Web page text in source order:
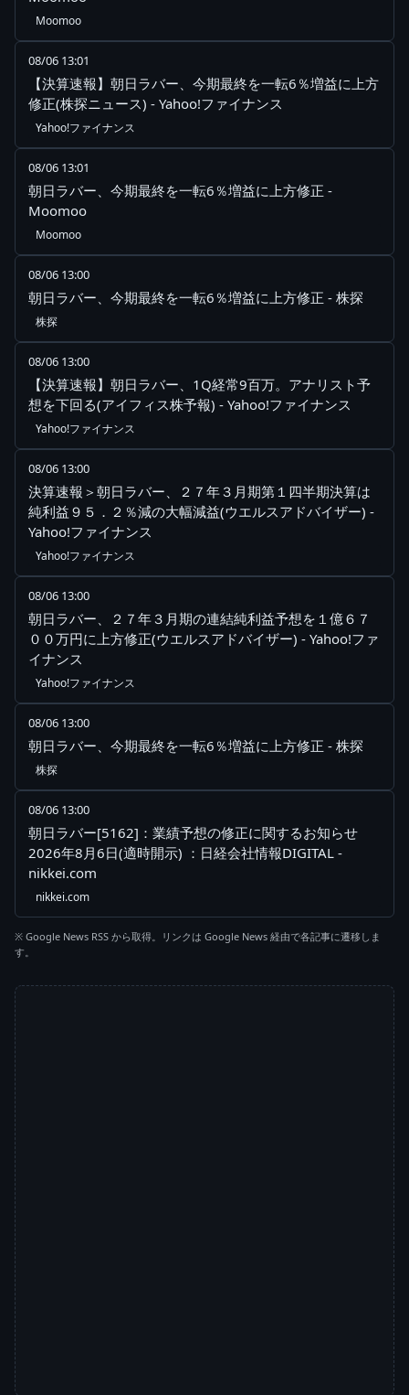
Moomoo
08/06 13:01
【決算速報】朝日ラバー、今期最終を一転6％増益に上方
修正(株探ニュース) - Yahoo!ファイナンス
Yahoo!ファイナンス
08/06 13:01
朝日ラバー、今期最終を一転6％増益に上方修正 -
Moomoo
Moomoo
08/06 13:00
朝日ラバー、今期最終を一転6％増益に上方修正 - 株探
株探
08/06 13:00
【決算速報】朝日ラバー、1Q経常9百万。アナリスト予
想を下回る(アイフィス株予報) - Yahoo!ファイナンス
Yahoo!ファイナンス
08/06 13:00
決算速報＞朝日ラバー、２７年３月期第１四半期決算は
純利益９５．２％減の大幅減益(ウエルスアドバイザー) -
Yahoo!ファイナンス
Yahoo!ファイナンス
08/06 13:00
朝日ラバー、２７年３月期の連結純利益予想を１億６７
００万円に上方修正(ウエルスアドバイザー) - Yahoo!ファ
イナンス
Yahoo!ファイナンス
08/06 13:00
朝日ラバー、今期最終を一転6％増益に上方修正 - 株探
株探
08/06 13:00
朝日ラバー[5162]：業績予想の修正に関するお知らせ
2026年8月6日(適時開示) ：日経会社情報DIGITAL -
nikkei.com
nikkei.com
※ Google News RSS から取得。リンクは Google News 経由で各記事に遷移しま
す。